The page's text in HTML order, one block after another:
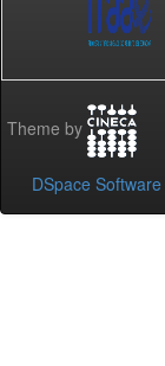
Theme by
DSpace Software